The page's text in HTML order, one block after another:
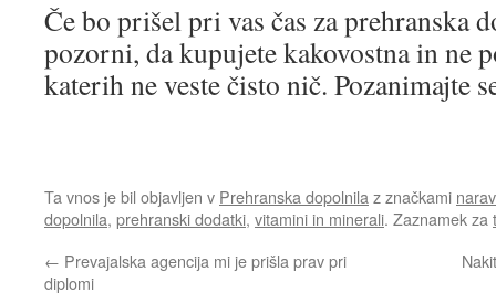
Če bo prišel pri vas čas za prehranska
pozorni, da kupujete kakovostna in ne
katerih ne veste čisto nič. Pozanimajte
Ta vnos je bil objavljen v Prehranska dopolnila z značkami
dopolnila, prehranski dodatki, vitamini in minerali. Zaznamek za
← Prevajalska agencija mi je prišla prav pri
diplomi